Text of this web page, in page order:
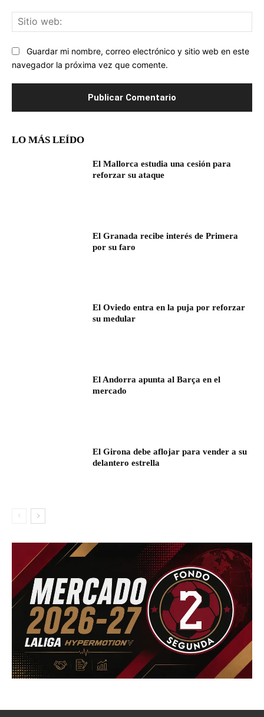
Guardar mi nombre, correo electrónico y sitio web en este
navegador la próxima vez que comente.
LO MÁS LEÍDO
El Mallorca estudia una cesión para
reforzar su ataque
El Granada recibe interés de Primera
por su faro
El Oviedo entra en la puja por reforzar
su medular
El Andorra apunta al Barça en el
mercado
El Girona debe aflojar para vender a su
delantero estrella